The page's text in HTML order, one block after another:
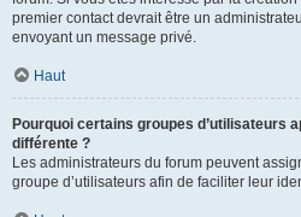
premier contact devrait être un
envoyant un message privé.
Haut
Pourquoi certains groupes d’utilisateurs
différente ?
Les administrateurs du forum peuvent
groupe d’utilisateurs afin de faciliter leur